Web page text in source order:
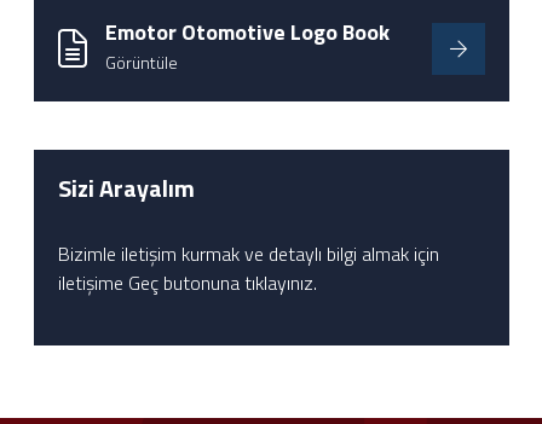
Emotor Otomotive Logo Book
Görüntüle
Sizi Arayalım
Bizimle iletişim kurmak ve detaylı bilgi almak için
iletişime Geç butonuna tıklayınız.